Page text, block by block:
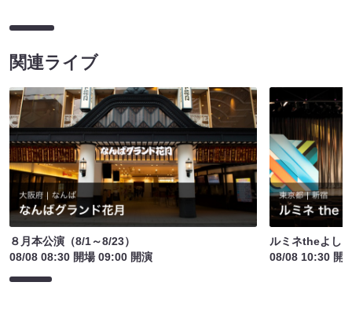
関連ライブ
８月本公演（8/1～8/23）
08/08 08:30 開場 09:00 開演
ルミネtheよし
08/08 10:30 開